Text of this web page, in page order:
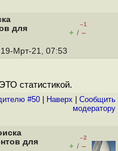
для
–1
+ / –
Мрт-21, 07:53
статистикой.
#50 Наверх
Cообщить
модератору
для
–2
+ / –